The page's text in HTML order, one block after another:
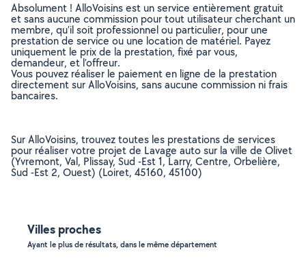
Absolument ! AlloVoisins est un service entièrement gratuit
et sans aucune commission pour tout utilisateur cherchant un
membre, qu’il soit professionnel ou particulier, pour une
prestation de service ou une location de matériel. Payez
uniquement le prix de la prestation, fixé par vous,
demandeur, et l’offreur.
Vous pouvez réaliser le paiement en ligne de la prestation
directement sur AlloVoisins, sans aucune commission ni frais
bancaires.
Sur AlloVoisins, trouvez toutes les prestations de services
pour réaliser votre projet de Lavage auto sur la ville de Olivet
(Yvremont, Val, Plissay, Sud -Est 1, Larry, Centre, Orbelière,
Sud -Est 2, Ouest) (Loiret, 45160, 45100)
Villes proches
Ayant le plus de résultats, dans le même département